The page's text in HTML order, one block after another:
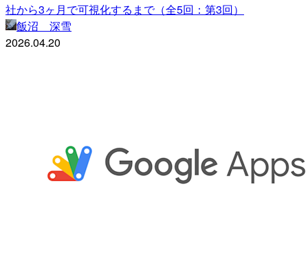
社から3ヶ月で可視化するまで（全5回：第3回）
飯沼 深雪
2026.04.20